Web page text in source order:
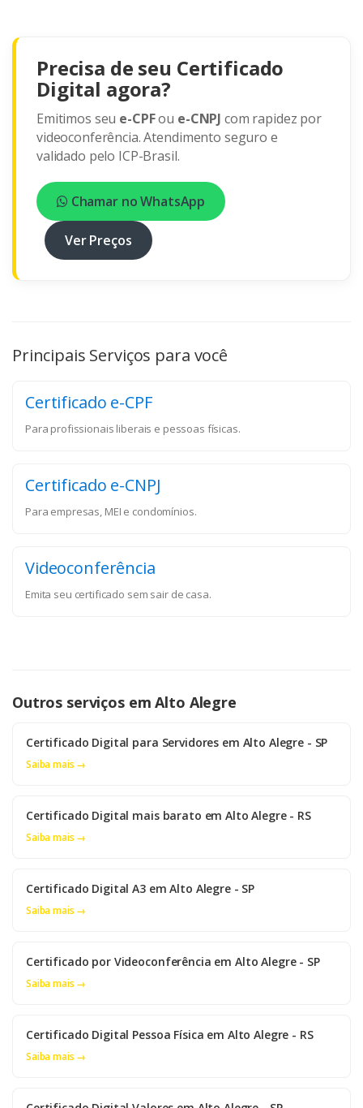
Precisa de seu Certificado
Digital agora?
Emitimos seu e-CPFou e-CNPJ com rapidez por
videoconferência. Atendimento seguro e
validado pelo ICP-Brasil.
Chamar no WhatsApp
Ver Preços
Principais Serviços para você
Certificado e-CPF
Para profissionais liberais e pessoas físicas.
Certificado e-CNPJ
Para empresas, MEI e condomínios.
Videoconferência
Emita seu certificado sem sair de casa.
Outros serviços em Alto Alegre
Certificado Digital para Servidores em Alto Alegre - SP
Saiba mais →
Certificado Digital mais barato em Alto Alegre - RS
Saiba mais →
Certificado Digital A3 em Alto Alegre - SP
Saiba mais →
Certificado por Videoconferência em Alto Alegre - SP
Saiba mais →
Certificado Digital Pessoa Física em Alto Alegre - RS
Saiba mais →